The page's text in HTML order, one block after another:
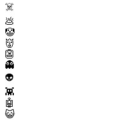
☠️
💩
🤡
👹
👺
👻
👽
👾
🤖
😺